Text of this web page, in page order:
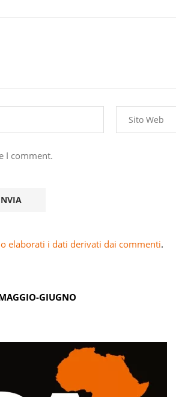
I comment.
elaborati i dati derivati dai commenti.
GIUGNO